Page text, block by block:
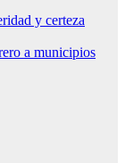
y certeza
a municipios